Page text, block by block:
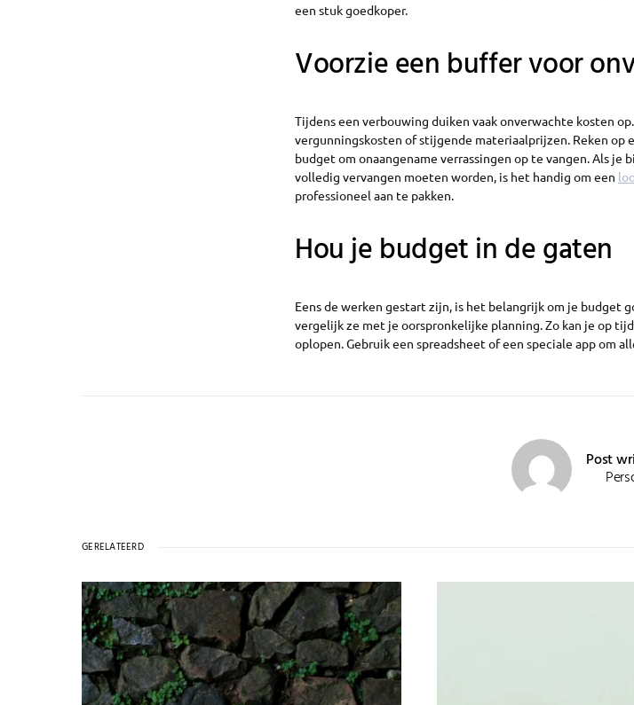
een stuk goedkoper.
Voorzie een buffer voor
Tijdens een verbouwing duiken vaak onverwachte kosten
vergunningskosten of stijgende materiaalprijzen. Reken op
budget om onaangename verrassingen op te vangen. Als
volledig vervangen moeten worden, is het handig om een
professioneel aan te pakken.
Hou je budget in de gaten
Eens de werken gestart zijn, is het belangrijk om je budget
vergelijk ze met je oorspronkelijke planning. Zo kan je op
oplopen. Gebruik een spreadsheet of een speciale app om
Post
GERELATEERD